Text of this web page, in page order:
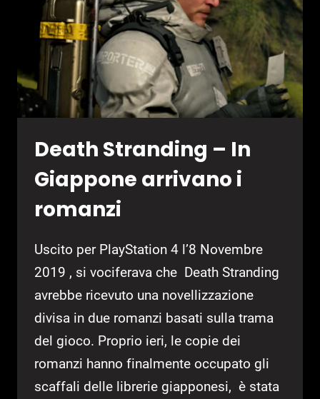
Death Stranding – In
Giappone arrivano i
romanzi
Uscito per PlayStation 4 l’8 Novembre
2019 , si vociferava che Death Stranding
avrebbe ricevuto una novellizzazione
divisa in due romanzi basati sulla trama
del gioco. Proprio ieri, le copie dei
romanzi hanno finalmente occupato gli
scaffali delle librerie giapponesi, è stata